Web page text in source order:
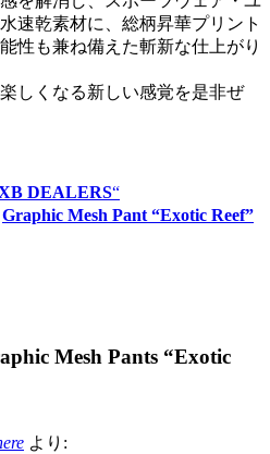
速乾素材に、総柄昇華プリント
性も兼ね備えた斬新な仕上がり
しくなる新しい感覚を是非ぜ
DEALERS“
Graphic Mesh Pant “Exotic Reef”
Mesh Pants “Exotic
より: